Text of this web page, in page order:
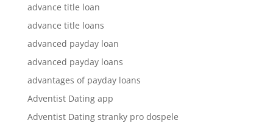
advance title loan
advance title loans
advanced payday loan
advanced payday loans
advantages of payday loans
Adventist Dating app
Adventist Dating stranky pro dospele